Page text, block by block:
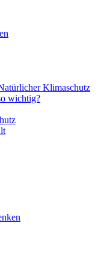
Klimaschutz
wichtig?